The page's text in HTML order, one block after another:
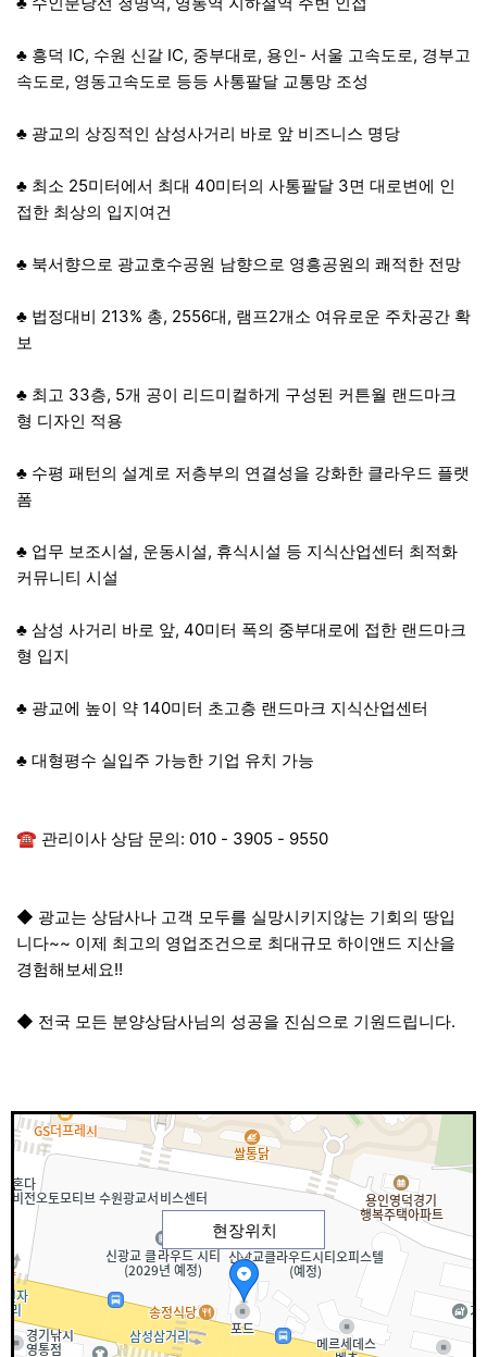
♣ 흥덕 IC, 수원 신갈 IC, 중부대로, 용인- 서울 고속도로, 경부고
속도로, 영동고속도로 등등 사통팔달 교통망 조성
♣ 광교의 상징적인 삼성사거리 바로 앞 비즈니스 명당
♣ 최소 25미터에서 최대 40미터의 사통팔달 3면 대로변에 인
접한 최상의 입지여건
♣ 북서향으로 광교호수공원 남향으로 영흥공원의 쾌적한 전망
♣ 법정대비 213% 총, 2556대, 램프2개소 여유로운 주차공간 확
보
♣ 최고 33층, 5개 공이 리드미컬하게 구성된 커튼월 랜드마크
형 디자인 적용
♣ 수평 패턴의 설계로 저층부의 연결성을 강화한 클라우드 플랫
폼
♣ 업무 보조시설, 운동시설, 휴식시설 등 지식산업센터 최적화
커뮤니티 시설
♣ 삼성 사거리 바로 앞, 40미터 폭의 중부대로에 접한 랜드마크
형 입지
♣ 광교에 높이 약 140미터 초고층 랜드마크 지식산업센터
♣ 대형평수 실입주 가능한 기업 유치 가능
☎ 관리이사 상담 문의: 010 - 3905 - 9550
◆ 광교는 상담사나 고객 모두를 실망시키지않는 기회의 땅입
니다~~ 이제 최고의 영업조건으로 최대규모 하이앤드 지산을
경험해보세요!!
◆ 전국 모든 분양상담사님의 성공을 진심으로 기원드립니다.
현장위치